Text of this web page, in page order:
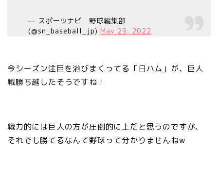
— スポーツナビ 野球編集部
(@sn_baseball_jp) May 29, 2022
今シーズン注目を浴びまくってる「日ハム」が、巨人
戦勝ち越したそうですね！
戦力的には巨人の方が圧倒的に上だと思うのですが、
それでも勝てるなんて野球って分かりませんねw